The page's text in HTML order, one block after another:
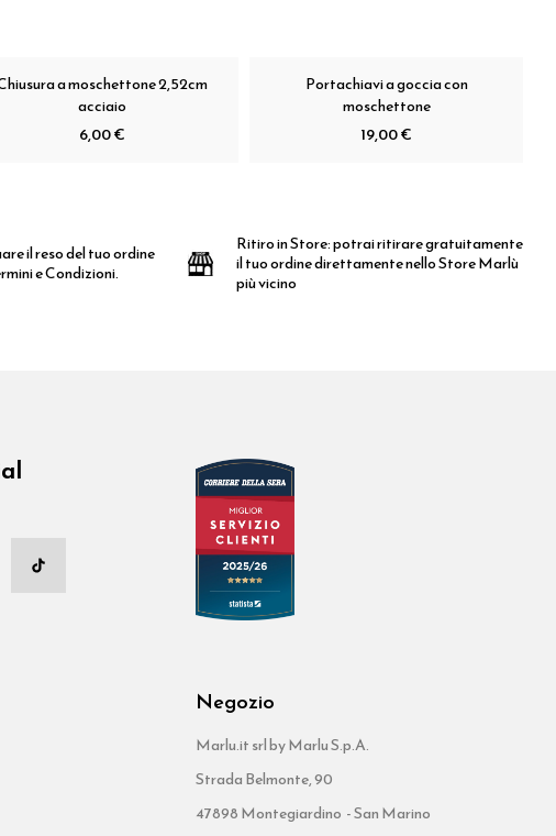
a moschettone 2,52cm
acciaio
6,00 €
Portachiavi a goccia con
moschettone
19,00 €
il reso del tuo ordine
e Condizioni.
Ritiro in Store:potrai ritirare gratuitamente
il tuo ordine direttamente nello Store Marlù
più vicino
Negozio
Marlu.it srl by Marlu S.p.A.
Strada Belmonte, 90
47898 Montegiardino - San Marino